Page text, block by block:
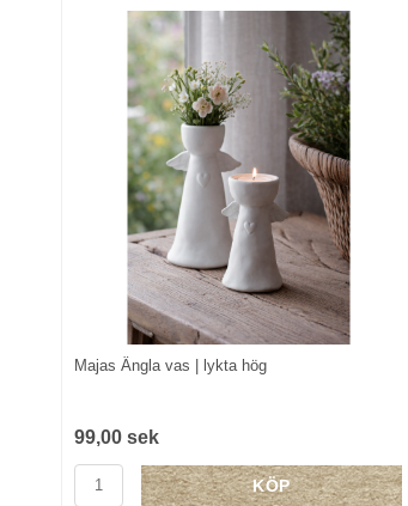
Majas Ängla vas | lykta hög
99,00 sek
KÖP